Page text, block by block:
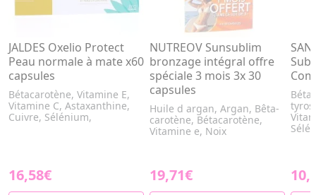
JALDES Oxelio Protect
Peau normale à mate x60
capsules
Bétacarotène, Vitamine E,
Vitamine C, Astaxanthine,
Cuivre, Sélénium,
16,58€
NUTREOV Sunsublim
bronzage intégral offre
spéciale 3 mois 3x 30
capsules
Huile d argan, Argan, Bêta-
carotène, Bétacarotène,
Vitamine e, Noix
19,71€